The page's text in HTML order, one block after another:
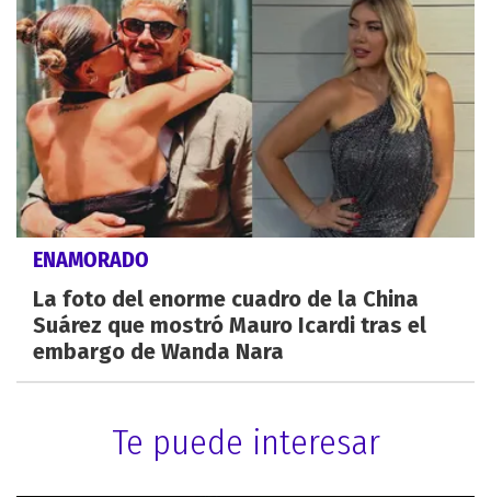
ENAMORADO
La foto del enorme cuadro de la China
Suárez que mostró Mauro Icardi tras el
embargo de Wanda Nara
Te puede interesar